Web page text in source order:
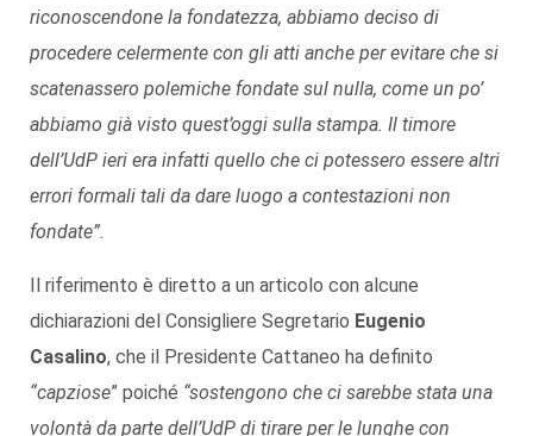
riconoscendone la fondatezza, abbiamo deciso di
procedere celermente con gli atti anche per evitare che si
scatenassero polemiche fondate sul nulla, come un po’
abbiamo già visto quest’oggi sulla stampa. Il timore
dell’UdP ieri era infatti quello che ci potessero essere altri
errori formali tali da dare luogo a contestazioni non
fondate”.
Il riferimento è diretto a un articolo con alcune
dichiarazioni del Consigliere Segretario Eugenio
Casalino, che il Presidente Cattaneo ha definito
“capziose” poiché “sostengono che ci sarebbe stata una
volontà da parte dell’UdP di tirare per le lunghe con